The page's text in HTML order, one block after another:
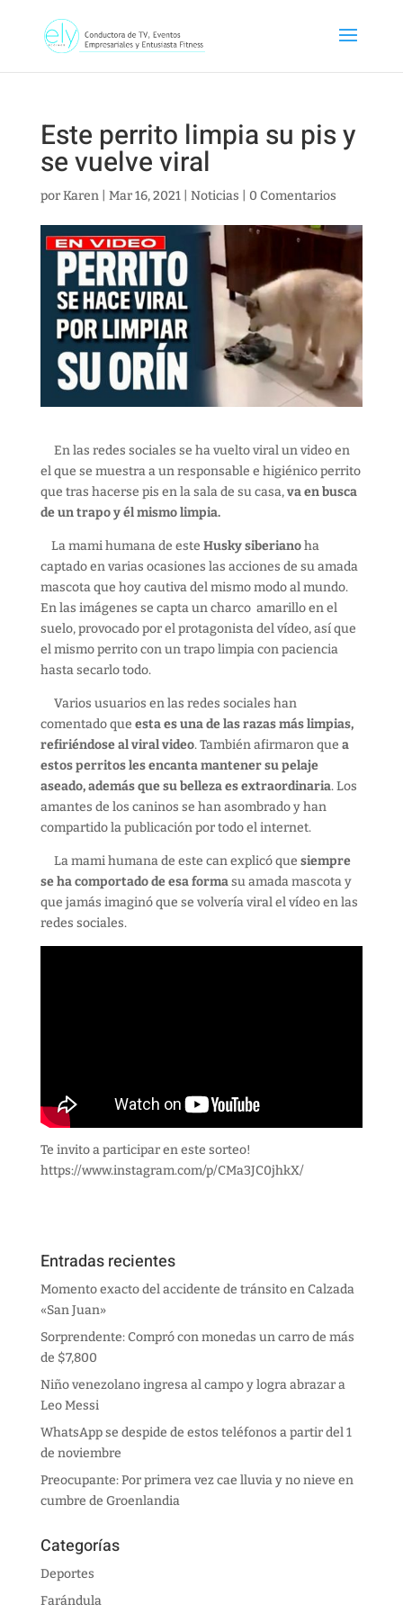
Este perrito limpia su pis y
se vuelve viral
porKaren| Mar 16, 2021| Noticias 0 Comentarios
En las redes sociales se ha vuelto viral un video en
el que se muestra a un responsable e higiénico perrito
que tras hacerse pis en la sala de su casa,va en busca
de un trapo y él mismo limpia.
La mami humana de este Husky siberianoha
captado en varias ocasiones las acciones de su amada
mascota que hoy cautiva del mismo modo al mundo.
En las imágenes se capta un charco amarillo en el
suelo, provocado por el protagonista del vídeo, así que
el mismo perrito con un trapo limpia con paciencia
hasta secarlo todo.
Varios usuarios en las redes sociales han
comentado que esta es una de las razas más limpias,
refiriéndose al viral video. También afirmaron que a
estos perritos les encanta mantener su pelaje
aseado, además que su belleza es extraordinaria. Los
amantes de los caninos se han asombrado y han
compartido la publicación por todo el internet.
La mami humana de este can explicó que siempre
se ha comportado de esa formasu amada mascota y
que jamás imaginó que se volvería viral el vídeo en las
redes sociales.
Te invito a participar en este sorteo!
https://www.instagram.com/p/CMa3JC0jhkX/
Entradas recientes
Momento exacto del accidente de tránsito en Calzada
«San Juan»
Sorprendente: Compró con monedas un carro de más
de $7,800
Niño venezolano ingresa al campo y logra abrazar a
Leo Messi
WhatsApp se despide de estos teléfonos a partir del 1
de noviembre
Preocupante: Por primera vez cae lluvia y no nieve en
cumbre de Groenlandia
Categorías
Deportes
Farándula